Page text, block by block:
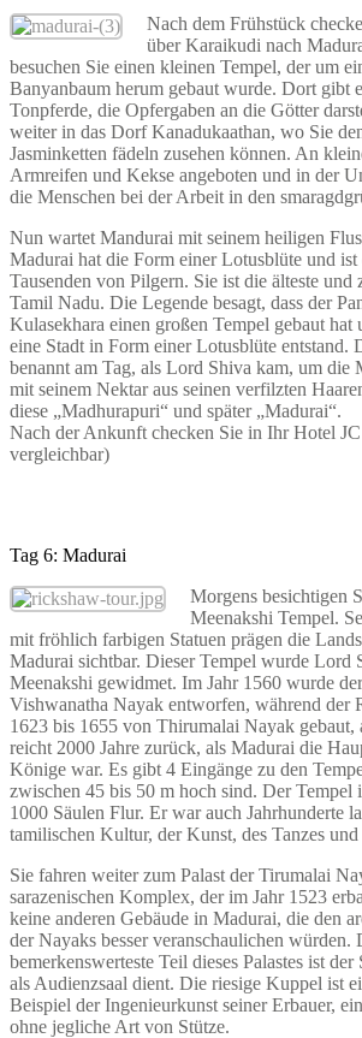
Nach dem Frühstück
über Karaikudi nach
besuchen Sie einen kleinen Tempel, der um
Banyanbaum herum gebaut wurde. Dort gibt
Tonpferde, die Opfergaben an die Götter
weiter in das Dorf Kanadukaathan, wo Sie
Jasminketten fädeln zusehen können. An
Armreifen und Kekse angeboten und in der
die Menschen bei der Arbeit in den
Nun wartet Mandurai mit seinem heiligen
Madurai hat die Form einer Lotusblüte und
Tausenden von Pilgern. Sie ist die älteste und
Tamil Nadu. Die Legende besagt, dass der
Kulasekhara einen großen Tempel gebaut hat
eine Stadt in Form einer Lotusblüte entstand.
benannt am Tag, als Lord Shiva kam, um die
mit seinem Nektar aus seinen verfilzten
diese „Madhurapuri“ und später „Madurai“.
Nach der Ankunft checken Sie in Ihr Hotel
vergleichbar)
Tag 6: Madurai
Morgens besichtigen
Meenakshi Tempel.
mit fröhlich farbigen Statuen prägen die
Madurai sichtbar. Dieser Tempel wurde Lord
Meenakshi gewidmet. Im Jahr 1560 wurde
Vishwanatha Nayak entworfen, während der
1623 bis 1655 von Thirumalai Nayak gebaut,
reicht 2000 Jahre zurück, als Madurai die
Könige war. Es gibt 4 Eingänge zu den
zwischen 45 bis 50 m hoch sind. Der Tempel
1000 Säulen Flur. Er war auch Jahrhunderte
tamilischen Kultur, der Kunst, des Tanzes
Sie fahren weiter zum Palast der Tirumalai
sarazenischen Komplex, der im Jahr 1523
keine anderen Gebäude in Madurai, die den
der Nayaks besser veranschaulichen würden.
bemerkenswerteste Teil dieses Palastes ist
als Audienzsaal dient. Die riesige Kuppel ist
Beispiel der Ingenieurkunst seiner Erbauer,
ohne jegliche Art von Stütze.